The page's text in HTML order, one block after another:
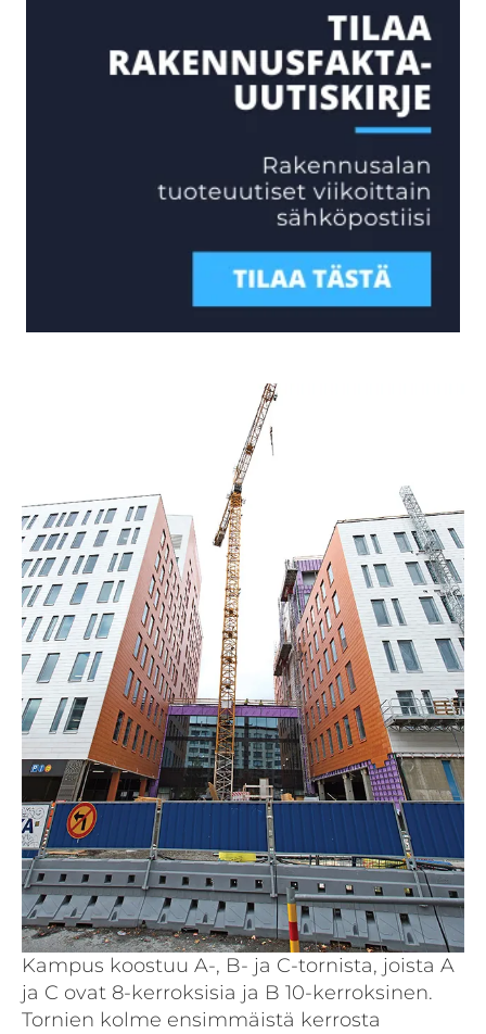
Kampus koostuu A-, B- ja C-tornista, joista A
ja C ovat 8-kerroksisia ja B 10-kerroksinen.
Tornien kolme ensimmäistä kerrosta